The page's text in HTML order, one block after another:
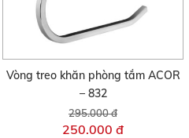
Vòng treo khăn phòng tắm ACOR
– 832
295.000 đ
250.000 đ